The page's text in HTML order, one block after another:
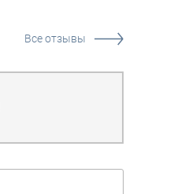
Все отзывы